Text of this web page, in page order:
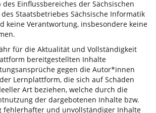
Einflussbereiches der Sächsischen
Staatsbetriebes Sächsische Informatik
keine Verantwortung, insbesondere keine
für die Aktualität und Vollständigkeit
bereitgestellten Inhalte
gegen die Autor*innen
Lernplattform, die sich auf Schäden
Art beziehen, welche durch die
der dargebotenen Inhalte bzw.
fehlerhafter und unvollständiger Inhalte